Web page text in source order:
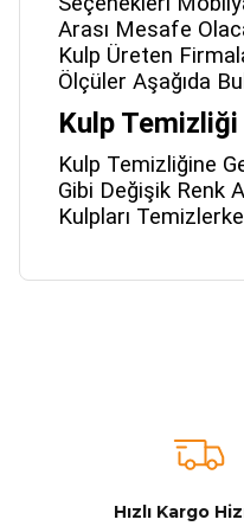
Arası Mesafe
Kulp Üreten
Ölçüler Aşağıda
Kulp Temizliği
Kulp Temizliğine
Gibi Değişik Renk
Kulpları
Ürün açıklamasında
Hızlı Kargo